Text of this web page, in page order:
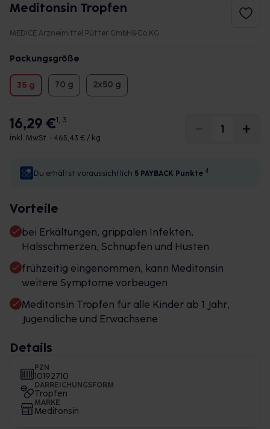
Meditonsin Tropfen
MEDICE Arzneimittel Pütter GmbH&Co.KG
Packungsgröße
35 g 70 g 2x50 g
16,29 €1, 3
inkl. MwSt. • 465,43 € / kg
Du erhältst voraussichtlich 5 PAYBACK Punkte 4
Vorteile
bei Erkältungen, grippalen Infekten,
Halsschmerzen, Schnupfen und Husten
frühzeitig eingenommen, kann Meditonsin
weitere Symptome vorbeugen
Meditonsin Tropfen für alle Kinder ab 1 Jahr,
Jugendliche und Erwachsene
Details
PZN
10192710
DARREICHUNGSFORM
Tropfen
MARKE
Meditonsin